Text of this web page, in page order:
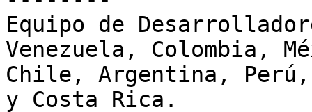
Equipo de
Venezuela, Colombia,
Chile, Argentina, Perú,
y Costa Rica.